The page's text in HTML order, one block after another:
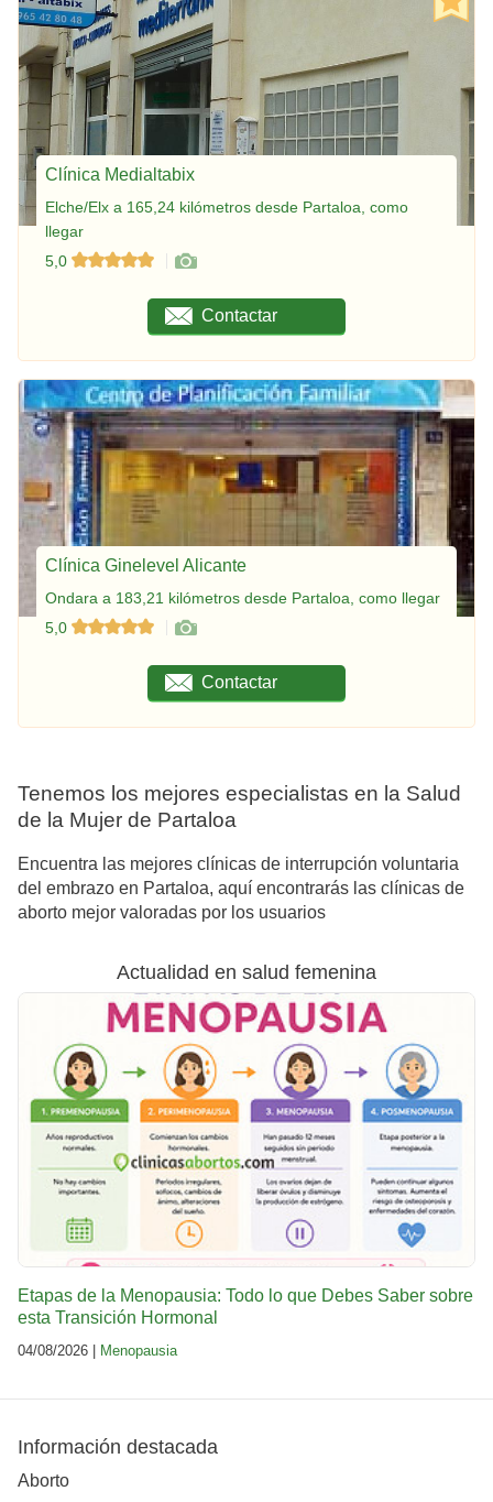
Clínica Medialtabix
Elche/Elx a 165,24 kilómetros desde Partaloa, como
llegar
5,0
Contactar
Clínica Ginelevel Alicante
Ondara a 183,21 kilómetros desde Partaloa, como llegar
5,0
Contactar
Tenemos los mejores especialistas en la Salud
de la Mujer de Partaloa
Encuentra las mejores clínicas de interrupción voluntaria
del embrazo en Partaloa, aquí encontrarás las clínicas de
aborto mejor valoradas por los usuarios
Actualidad en salud femenina
Etapas de la Menopausia: Todo lo que Debes Saber sobre
esta Transición Hormonal
04/08/2026 | Menopausia
Información destacada
Aborto